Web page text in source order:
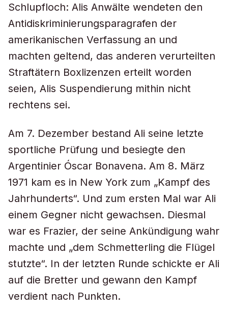
Schlupfloch: Alis Anwälte wendeten den
Antidiskriminierungsparagrafen der
amerikanischen Verfassung an und
machten geltend, das anderen verurteilten
Straftätern Boxlizenzen erteilt worden
seien, Alis Suspendierung mithin nicht
rechtens sei.
Am 7. Dezember bestand Ali seine letzte
sportliche Prüfung und besiegte den
Argentinier Óscar Bonavena. Am 8. März
1971 kam es in New York zum „Kampf des
Jahrhunderts“. Und zum ersten Mal war Ali
einem Gegner nicht gewachsen. Diesmal
war es Frazier, der seine Ankündigung wahr
machte und „dem Schmetterling die Flügel
stutzte“. In der letzten Runde schickte er Ali
auf die Bretter und gewann den Kampf
verdient nach Punkten.